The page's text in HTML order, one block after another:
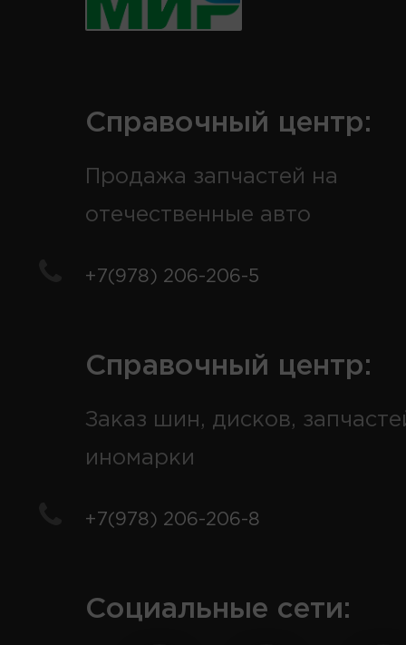
Справочный центр:
Продажа запчастей на
отечественные авто
+7(978) 206-206-5
Справочный центр:
Заказ шин, дисков,
иномарки
+7(978) 206-206-8
Социальные сети: